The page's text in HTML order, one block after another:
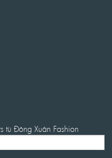
Đông Xuân Fashion